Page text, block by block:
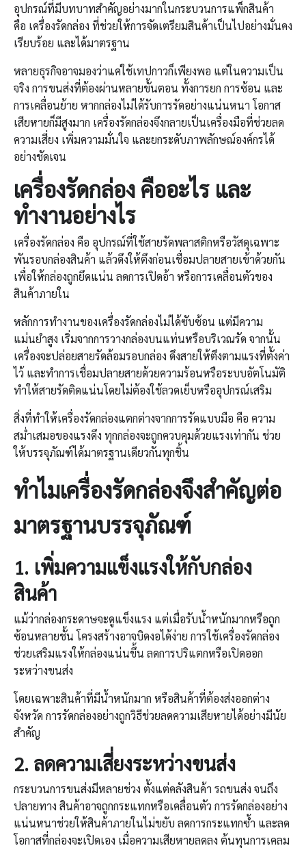
อุปกรณ์ที่มีบทบาทสำคัญอย่างมากในกระบวนการแพ็กสินค้า
คือ เครื่องรัดกล่อง ที่ช่วยให้การจัดเตรียมสินค้าเป็นไปอย่างมั่นคง
เรียบร้อย และได้มาตรฐาน
หลายธุรกิจอาจมองว่าแค่ใช้เทปกาวก็เพียงพอ แต่ในความเป็น
จริง การขนส่งที่ต้องผ่านหลายขั้นตอน ทั้งการยก การซ้อน และ
การเคลื่อนย้าย หากกล่องไม่ได้รับการรัดอย่างแน่นหนา โอกาส
เสียหายก็มีสูงมาก เครื่องรัดกล่องจึงกลายเป็นเครื่องมือที่ช่วยลด
ความเสี่ยง เพิ่มความมั่นใจ และยกระดับภาพลักษณ์องค์กรได้
อย่างชัดเจน
เครื่องรัดกล่อง คืออะไร และ
ทำงานอย่างไร
เครื่องรัดกล่อง คือ อุปกรณ์ที่ใช้สายรัดพลาสติกหรือวัสดุเฉพาะ
พันรอบกล่องสินค้า แล้วดึงให้ตึงก่อนเชื่อมปลายสายเข้าด้วยกัน
เพื่อให้กล่องถูกยึดแน่น ลดการเปิดอ้า หรือการเคลื่อนตัวของ
สินค้าภายใน
หลักการทำงานของเครื่องรัดกล่องไม่ได้ซับซ้อน แต่มีความ
แม่นยำสูง เริ่มจากการวางกล่องบนแท่นหรือบริเวณรัด จากนั้น
เครื่องจะปล่อยสายรัดล้อมรอบกล่อง ดึงสายให้ตึงตามแรงที่ตั้งค่า
ไว้ และทำการเชื่อมปลายสายด้วยความร้อนหรือระบบอัตโนมัติ
ทำให้สายรัดติดแน่นโดยไม่ต้องใช้ลวดเย็บหรืออุปกรณ์เสริม
สิ่งที่ทำให้เครื่องรัดกล่องแตกต่างจากการรัดแบบมือ คือ ความ
สม่ำเสมอของแรงดึง ทุกกล่องจะถูกควบคุมด้วยแรงเท่ากัน ช่วย
ให้บรรจุภัณฑ์ได้มาตรฐานเดียวกันทุกชิ้น
ทำไมเครื่องรัดกล่องจึงสำคัญต่อ
มาตรฐานบรรจุภัณฑ์
1. เพิ่มความแข็งแรงให้กับกล่อง
สินค้า
แม้ว่ากล่องกระดาษจะดูแข็งแรง แต่เมื่อรับน้ำหนักมากหรือถูก
ซ้อนหลายชั้น โครงสร้างอาจบิดงอได้ง่าย การใช้เครื่องรัดกล่อง
ช่วยเสริมแรงให้กล่องแน่นขึ้น ลดการปริแตกหรือเปิดออก
ระหว่างขนส่ง
โดยเฉพาะสินค้าที่มีน้ำหนักมาก หรือสินค้าที่ต้องส่งออกต่าง
จังหวัด การรัดกล่องอย่างถูกวิธีช่วยลดความเสียหายได้อย่างมีนัย
สำคัญ
2. ลดความเสี่ยงระหว่างขนส่ง
กระบวนการขนส่งมีหลายช่วง ตั้งแต่คลังสินค้า รถขนส่ง จนถึง
ปลายทาง สินค้าอาจถูกกระแทกหรือเคลื่อนตัว การรัดกล่องอย่าง
แน่นหนาช่วยให้สินค้าภายในไม่ขยับ ลดการกระแทกซ้ำ และลด
โอกาสที่กล่องจะเปิดเอง เมื่อความเสียหายลดลง ต้นทุนการเคลม